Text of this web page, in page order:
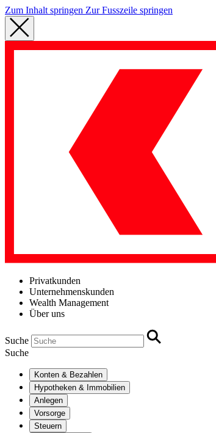
Zum Inhalt springen Zur Fusszeile springen
Privatkunden
Unternehmenskunden
Wealth Management
Über uns
Suche
Suche
Konten & Bezahlen
Hypotheken & Immobilien
Anlegen
Vorsorge
Steuern